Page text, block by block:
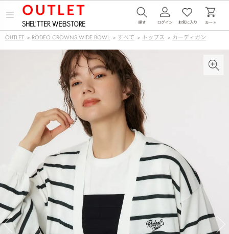
メ
ー
を
OUTLET > RODEO CROWNS WIDE BOWL > すべて > トップス > カーディガン